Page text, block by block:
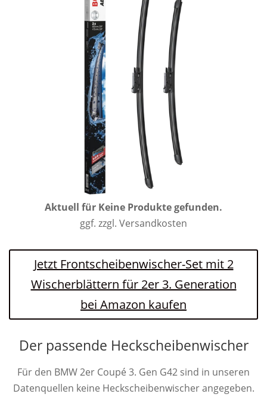
Aktuell für Keine Produkte gefunden.
ggf. zzgl. Versandkosten
Jetzt Frontscheibenwischer-Set mit 2
Wischerblättern für 2er 3. Generation
bei Amazon kaufen
Der passende Heckscheibenwischer
Für den BMW 2er Coupé 3. Gen G42 sind in unseren
Datenquellen keine Heckscheibenwischer angegeben.